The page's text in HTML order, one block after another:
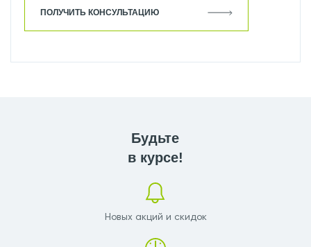
ПОЛУЧИТЬ КОНСУЛЬТАЦИЮ
Будьте
в курсе!
Новых акций и скидок